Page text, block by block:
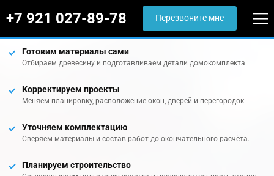
+7 921 027-89-78 Перезвоните мне
Готовим материалы сами
Отбираем древесину и подготавливаем детали домокомплекта.
Корректируем проекты
Меняем планировку, расположение окон, дверей и перегородок.
Уточняем комплектацию
Сверяем материалы и состав работ до окончательного расчёта.
Планируем строительство